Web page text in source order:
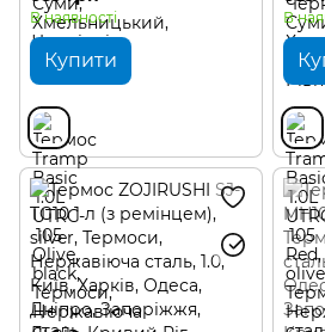
В наявності
Купити
В